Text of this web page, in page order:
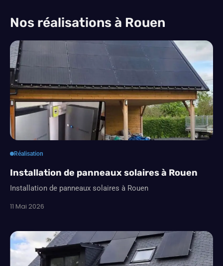
Nos réalisations à Rouen
Réalisation
Installation de panneaux solaires à Rouen
Installation de panneaux solaires à Rouen
11 Mai 2026